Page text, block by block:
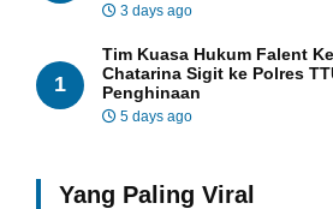
3 days ago
1
Tim Kuasa Hukum Falent
Chatarina Sigit ke Polres
Penghinaan
5 days ago
Yang Paling Viral